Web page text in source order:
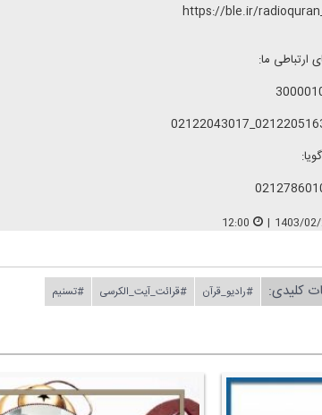
https://ble.ir/
ارتباطی ما:
1403/
|
12:00
کلیدی: #رادیو_قرآن #قرائت_آیت_الكرسی #تسنیم